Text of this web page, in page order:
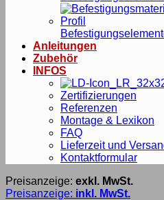
Anleitungen
Zubehör
INFOS
Zertifizierungen
Referenzen
Montage & Lexikon
FAQ
Lieferzeit und
Kontaktformular
Preisanzeige: exkl. MwSt.
Preisanzeige: inkl. MwSt.